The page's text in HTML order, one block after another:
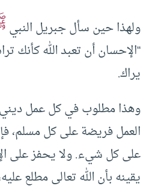
ولهذا حين سأل جبريل النبي
“الإحسان أن تعبد الله كأنك
يراك.
وهذا مطلوب في كل عمل
العمل فريضة على كل مسلم،
على كل شيء. ولا يحفز على
يقينه بأن الله تعالى مطلع